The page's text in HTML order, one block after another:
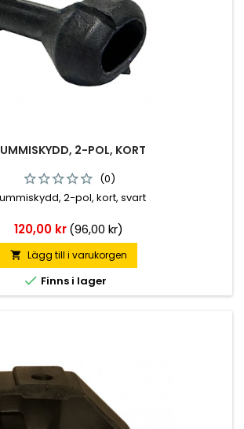
2-POL, KORT
(0)
2-pol, kort, svart
Pris
120,00 kr (96,00 kr)
 Lägg till i varukorgen
 Finns i lager